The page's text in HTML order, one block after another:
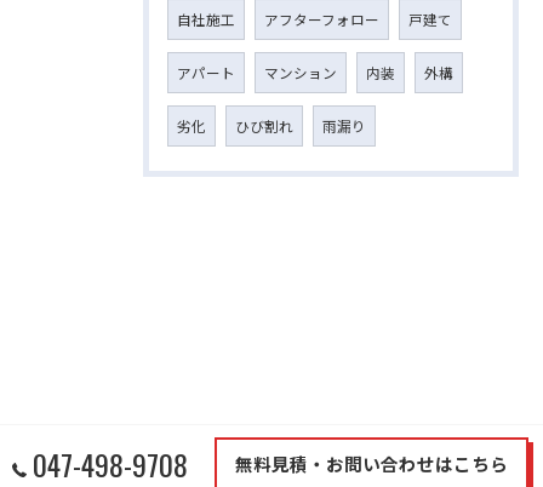
自社施工 アフターフォロー 戸建て
アパート マンション 内装 外構
劣化 ひび割れ 雨漏り
047-498-9708 無料見積・お問い合わせはこちら